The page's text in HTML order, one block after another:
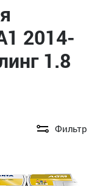
2014-
1.8
Фильтр